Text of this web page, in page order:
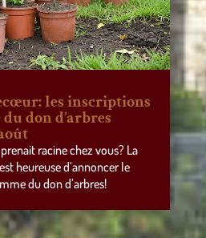
les inscriptions
don d’arbres
racine chez vous? La
heureuse d’annoncer le
du don d’arbres!